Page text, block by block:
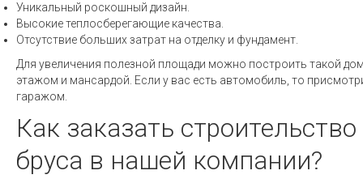
Уникальный роскошный дизайн.
Высокие теплосберегающие качества.
Отсутствие больших затрат на отделку и фундамент.
Для увеличения полезной площади можно построить такой
этажом и мансардой. Если у вас есть автомобиль, то
гаражом.
Как заказать
бруса в нашей компании?